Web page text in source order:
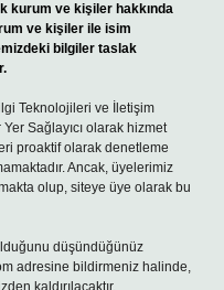
kurum ve kişiler hakkında
ve kişiler ile isim
bilgiler taslak
Teknolojileri ve İletişim
Sağlayıcı olarak hizmet
proaktif olarak denetleme
Ancak, üyelerimiz
olup, siteye üye olarak bu
düşündüğünüz
adresine bildirmeniz halinde,
kaldırılacaktır.